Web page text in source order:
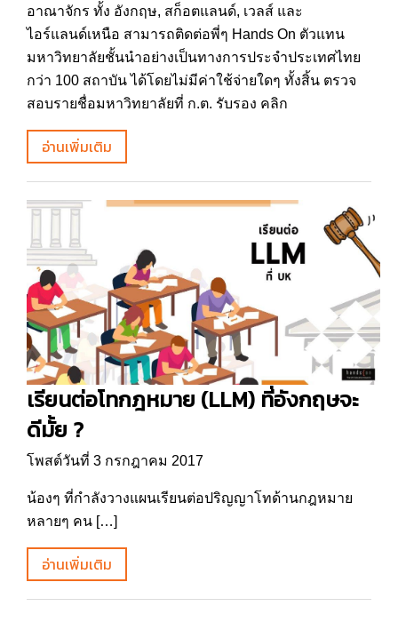
อาณาจักร ทั้ง อังกฤษ, สก็อตแลนด์, เวลส์ และ
ไอร์แลนด์เหนือ สามารถติดต่อพี่ๆ Hands On ตัวแทน
มหาวิทยาลัยชั้นนำอย่างเป็นทางการประจำประเทศไทย
กว่า 100 สถาบัน ได้โดยไม่มีค่าใช้จ่ายใดๆ ทั้งสิ้น ตรวจ
สอบรายชื่อมหาวิทยาลัยที่ ก.ต. รับรอง คลิก
อ่านเพิ่มเติม
เรียนต่อโทกฎหมาย (LLM) ที่อังกฤษจะ
ดีมั้ย ?
โพสต์วันที่ 3 กรกฎาคม 2017
น้องๆ ที่กำลังวางแผนเรียนต่อปริญญาโทด้านกฎหมาย
หลายๆ คน […]
อ่านเพิ่มเติม